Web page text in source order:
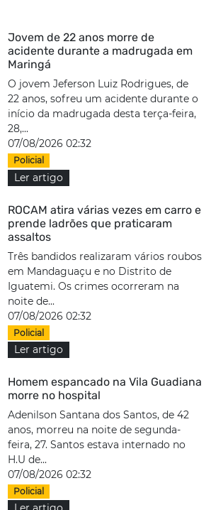
Jovem de 22 anos morre de
acidente durante a madrugada em
Maringá
O jovem Jeferson Luiz Rodrigues, de
22 anos, sofreu um acidente durante o
início da madrugada desta terça-feira,
28,...
07/08/2026 02:32
Policial
Ler artigo
ROCAM atira várias vezes em carro e
prende ladrões que praticaram
assaltos
Três bandidos realizaram vários roubos
em Mandaguaçu e no Distrito de
Iguatemi. Os crimes ocorreram na
noite de...
07/08/2026 02:32
Policial
Ler artigo
Homem espancado na Vila Guadiana
morre no hospital
Adenilson Santana dos Santos, de 42
anos, morreu na noite de segunda-
feira, 27. Santos estava internado no
H.U de...
07/08/2026 02:32
Policial